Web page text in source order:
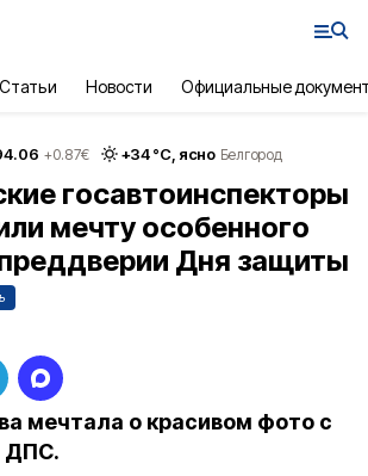
Статьи Новости Официальные
+0.87€ +34°С, ясно Белгород
госавтоинспекторы
мечту особенного
Дня защиты
мечтала о красивом фото с
ДПС.